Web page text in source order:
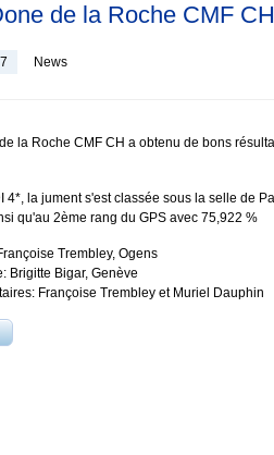
de la Roche CMF CH
News
la Roche CMF CH a obtenu de bons
4*, la jument s'est classée sous la selle de
qu'au 2ème rang du GPS avec 75,922 %
Trembley, Ogens
Brigitte Bigar, Genève
Françoise Trembley et Muriel Dauphin